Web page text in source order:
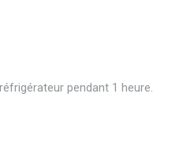
pendant 1 heure.